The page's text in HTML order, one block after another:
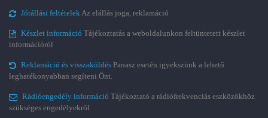
Jótállási feltételek Az elállás joga, reklamáció
Készlet információ Tájékoztatás a weboldalunkon feltüntetett készlet
információról
Reklamáció és visszaküldés Panasz esetén igyekszünk a lehető
leghatékonyabban segíteni Önt.
Rádióengedély információ Tájékoztató a rádiófrekvenciás eszközökhöz
szükséges engedélyekről